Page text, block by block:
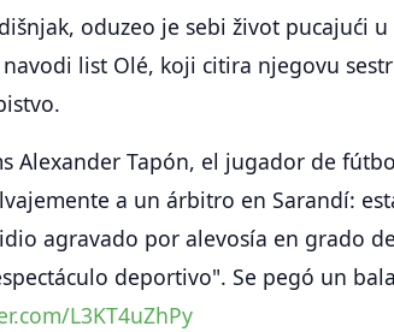
oduzeo je sebi život pucajući u
list Olé, koji citira njegovu
Alexander Tapón, el jugador de
a un árbitro en Sarandí:
agravado por alevosía en grado
deportivo". Se pegó un
L3KT4uZhPy